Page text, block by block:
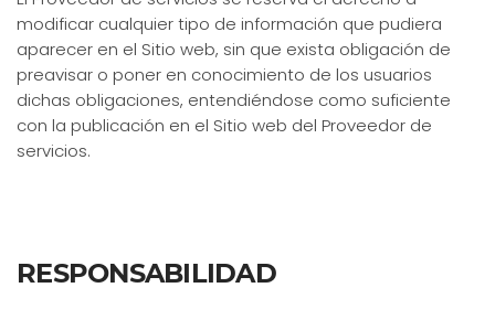
modificar cualquier tipo de información que pudiera
aparecer en el Sitio web, sin que exista obligación de
preavisar o poner en conocimiento de los usuarios
dichas obligaciones, entendiéndose como suficiente
con la publicación en el Sitio web del Proveedor de
servicios.
RESPONSABILIDAD